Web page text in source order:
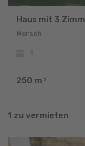
Haus mit 3
Mersch
250 m 2
1 zu vermieten